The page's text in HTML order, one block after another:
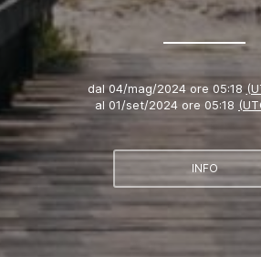
dal04/mag/2024 ore 05:18
al 01/set/2024 ore 05:18
INFO